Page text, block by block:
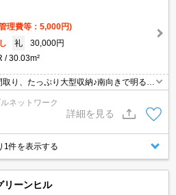
理費等：5,000円)
礼
30,000円
30.03m²
り、たっぷり大型収納♪南向きで明るい
ネットワーク
詳細を見る
1件を表示する
リーンヒル